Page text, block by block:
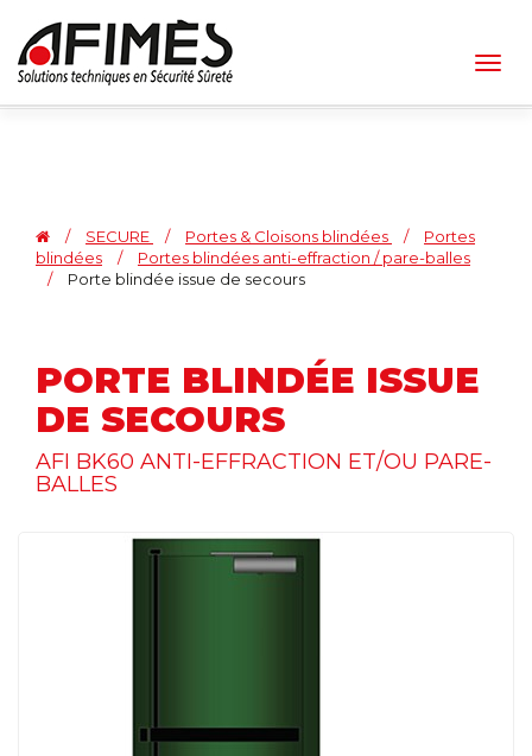
/ SECURE / Portes & Cloisons blindées /
Portes
blindées
/
Portes blindées anti-effraction / pare-balles
/
Porte blindée issue de secours
PORTE BLINDÉE ISSUE
DE SECOURS
AFI BK60 ANTI-EFFRACTION ET/OU PARE-
BALLES